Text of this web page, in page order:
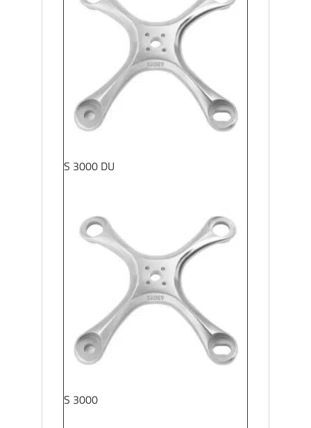
S 3000 DU
S 3000